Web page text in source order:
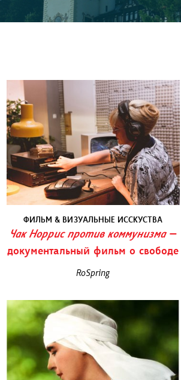
ФИЛЬМ & ВИЗУАЛЬНЫЕ ИССКУСТВА
Чак Норрис против коммунизма—
документальный фильм о свободе
RoSpring